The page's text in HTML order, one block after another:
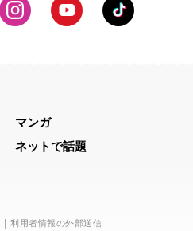
マンガ
ネットで話題
利用者情報の外部送信